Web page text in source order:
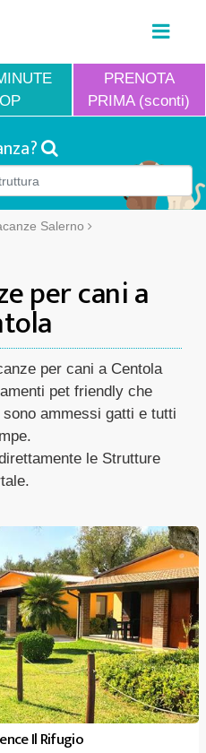
PRENOTA
PRIMA (sconti)
Salerno
per cani a
per cani a Centola
pet friendly che
ammessi gatti e tutti
le Strutture
Il Rifugio